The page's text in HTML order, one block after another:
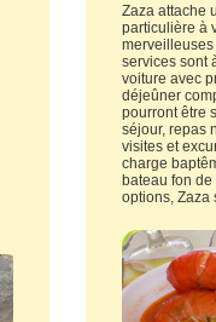
Zaza attache
particulière à
services sont
voiture avec
déjeûner
pourront être
séjour, repas
visites et
charge
bateau fon
options, Zaza